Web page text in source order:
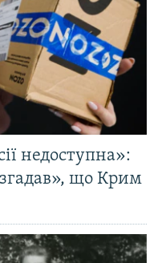
недоступна»:
що Крим